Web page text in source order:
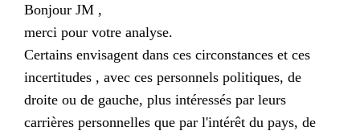
Bonjour JM ,
merci pour votre analyse.
Certains envisagent dans ces circonstances et ces
incertitudes , avec ces personnels politiques, de
droite ou de gauche, plus intéressés par leurs
carrières personnelles que par l'intérêt du pays, de